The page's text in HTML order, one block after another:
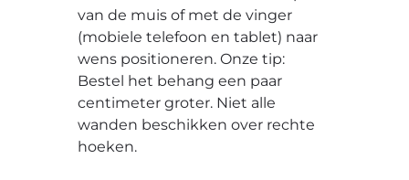
van de muis of met de vinger
(mobiele telefoon en tablet) naar
wens positioneren. Onze tip:
Bestel het behang een paar
centimeter groter. Niet alle
wanden beschikken over rechte
hoeken.